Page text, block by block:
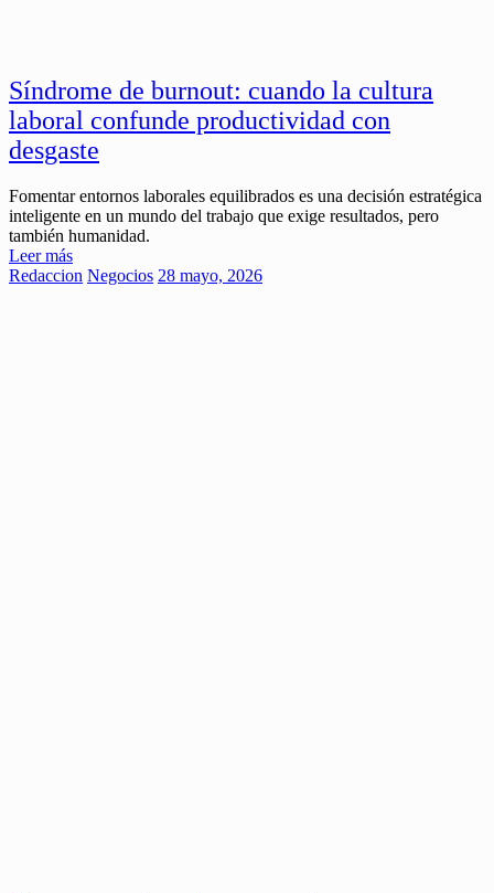
Síndrome de burnout: cuando la cultura
laboral confunde productividad con
desgaste
Fomentar entornos laborales equilibrados es una decisión estratégica
inteligente en un mundo del trabajo que exige resultados, pero
también humanidad.
Leer más
Redaccion Negocios 28 mayo, 2026